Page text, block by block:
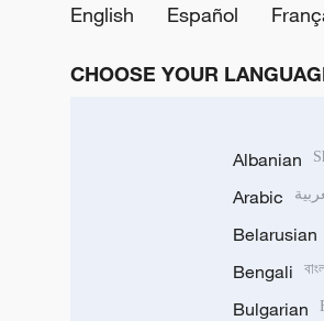
English
Español
CHOOSE YOUR
Albanian
Arabic
Belarusian
Bengali
Bulgarian